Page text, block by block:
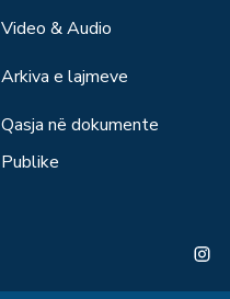
Video & Audio
Arkiva e lajmeve
Qasja në dokumente
Publike